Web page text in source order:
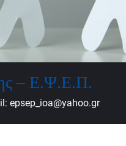
– Ε.Ψ.Ε.Π.
epsep_ioa@yahoo.gr